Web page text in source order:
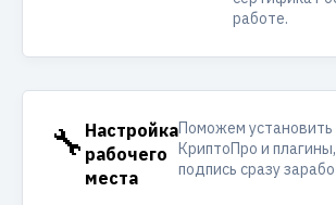
работе.
🔧 Настройка
рабочего
места
Поможем установить
КриптоПро и
подпись сразу